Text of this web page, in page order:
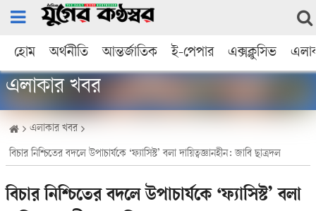
হোম অর্থনীতি আন্তর্জাতিক ই-পেপার এক্সক্লুসিভ
এলাকার খবর
এলাকার খবর
বিচার নিশ্চিতের বদলে উপাচার্যকে ‘ফ্যাসিস্ট’ বলা দায়িত্বজ্ঞানহীন: জাবি ছাত্রদল
বিচার নিশ্চিতের বদলে উপাচার্যকে ‘ফ্যাসিস্ট’ বলা